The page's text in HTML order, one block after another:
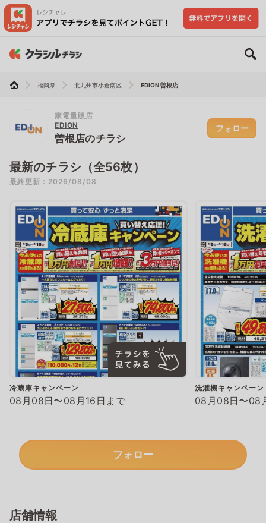
福岡県 北九州市小倉南区 EDION 曽根店
家電量販店
EDION
曽根店のチラシ
フォロー
最新のチラシ（全56枚）
最終更新：2026/08/08
冷蔵庫キャンペーン
08月08日〜08月16日まで
洗濯機キャンペーン
08月08日〜08
フォロー
店舗情報